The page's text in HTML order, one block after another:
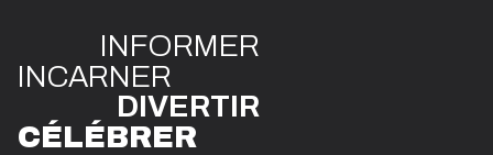
INFORMER
INCARNER
DIVERTIR
CÉLÉBRER